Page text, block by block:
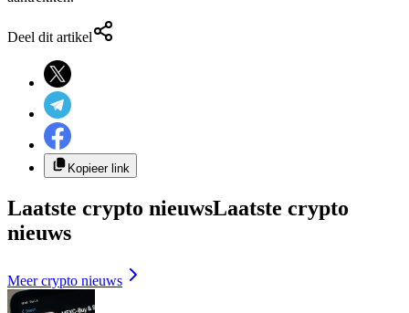
Deel dit artikel
Kopieer link
Laatste crypto nieuwsLaatste crypto
nieuws
Meer crypto nieuws